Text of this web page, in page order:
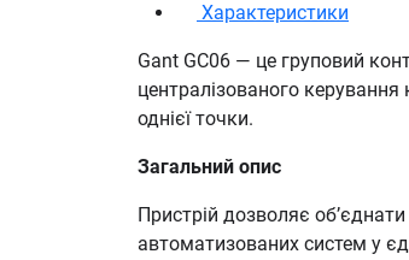
Характеристики
Gant GC06 — це груповий
централізованого
однієї точки.
Загальний опис
Пристрій дозволяє
автоматизованих систем у